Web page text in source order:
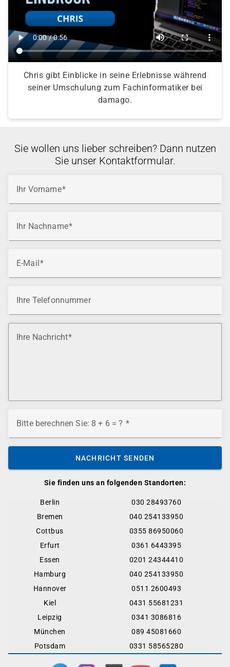
Chris gibt Einblicke in seine Erlebnisse während
seiner Umschulung zum Fachinformatiker bei
damago.
Sie finden uns an folgenden Standorten:
Berlin
030 28493760
Bremen
040 254133950
Cottbus
0355 86950060
Erfurt
0361 6443395
Essen
0201 24344410
Hamburg
040 254133950
Hannover
0511 2600493
Kiel
0431 55681231
Leipzig
0341 3086816
München
089 45081660
Potsdam
0331 58565280
Sie wollen uns lieber schreiben? Dann nutzen
Sie unser Kontaktformular.
Ihr Vorname
Ihr Nachname
E-Mail
Ihre Telefonnummer
Ihre Nachricht
Bitte berechnen Sie: 8 + 6 = ?
NACHRICHT SENDEN